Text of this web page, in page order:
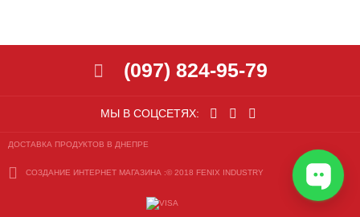
МЫ В СОЦСЕТЯХ:
(097) 824-95-79
ДОСТАВКА ПРОДУКТОВ В ДНЕПРЕ
СОЗДАНИЕ ИНТЕРНЕТ МАГАЗИНА :© 2018 FENIX INDUSTRY СОЗДАНИЕ